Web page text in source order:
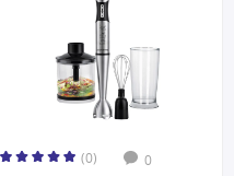
(0) 0